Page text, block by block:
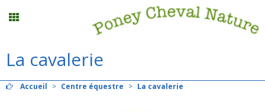
Stages vacances
La cavalerie
Accueil > Centre équestre > La cavalerie